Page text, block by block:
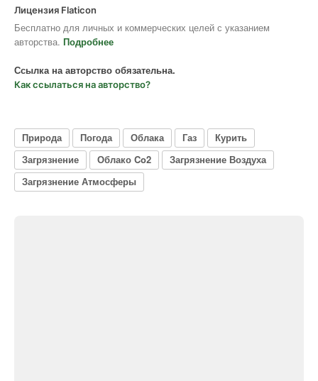
Лицензия Flaticon
Бесплатно для личных и коммерческих целей с указанием
авторства. Подробнее
Ссылка на авторство обязательна.
Как ссылаться на авторство?
Природа Погода Облака Газ
Курить
Загрязнение
Облако Co2
Загрязнение Воздуха
Загрязнение Атмосферы